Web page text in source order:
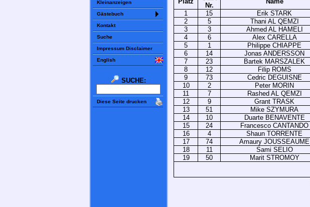
Kleinanzeigen
Gästebuch
Kontakt
Suche
Impressum Disclaimer
English
SUCHE:
Diese Seite drucken
Nr.
1
15 Erik STARK
2
5 Thani AL QEMZI
3
3 Ahmed AL HAMELI
4
6 Alex CARELLA
5
1 Philippe CHIAPPE
6
14 Jonas ANDERSSON
7
23 Bartek MARSZALEK
8
12 Filip ROMS
9
73 Cedric DEGUISNE
10
2 Peter MORIN
11
7 Rashed AL QEMZI
12
9 Grant TRASK
13
51 Mike SZYMURA
14
10 Duarte BENAVENTE
15
24 Francesco CANTANDO
16
4 Shaun TORRENTE
17
74 Amaury JOUSSEAUME
18
11 Sami SELIO
19
50 Marit STROMOY